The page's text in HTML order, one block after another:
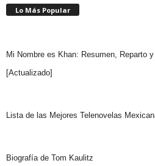
Lo Más Popular
Mi Nombre es Khan: Resumen, Reparto
[Actualizado]
Lista de las Mejores Telenovelas
Biografía de Tom Kaulitz